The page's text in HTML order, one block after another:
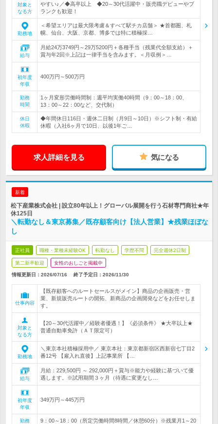
対象と
なる方
やすい♪／◆高卒以上 ◆20～30代活躍中・販売職デビューやブ
ランクも歓迎！
勤務地
＜希望エリアは最大限考慮＆すべて駅チカ店舗＞ ★首都圏、札
幌、仙台、大阪、京都、博多では特に積極採…
給与
月給24万3749円～29万5200円＋各種手当（残業代全額支給）＋
賞与年2回※上記は一律手当を含みます。＜月収例＞…
初年度
年収
400万円～500万円
勤務
時間
1ヶ月変形労働時間制：週平均実働40時間（9：00～18：00、
13：00～22：00など、交代制）
休日
休暇
◆年間休日116日・週休二日制（月9日～10日）※シフト制・有給
休暇（入社6ヶ月で10日、以後1年ご…
求人詳細を見る 気になる
新着
松下産業株式会社 | 設立80年以上！グローバル展開を行う石材専門商社★年
休125日
＼転勤なし＆東京募集／既存顧客向け【法人営業】★残業ほぼな
し
正社員 職種・業種未経験OK 転勤なし 学歴不問 完全週休2日制
第二新卒歓迎 女性のおしごと掲載中
情報更新日：2026/07/16 終了予定日： 2026/11/30
仕事内容
【既存顧客へのルートセールスがメイン】商品の企画販売・営
業、新規販売ルートの開拓、新商品の企画開発などをお任せしま
す。
対象と
なる方
【20～30代活躍中／経験者優遇！】《必須条件》 ★大卒以上★
普通自動車免許（ＡＴ限定可）
勤務地
＼東京本社積極採用中／ 東京本社：東京都新宿区西新宿七丁目2
番12号 【雇入れ直後】上記事業所 【…
給与
月給：229,500円 ～ 292,000円＋賞与※能力や経験に基づいて優
遇します。※試用期間３ヶ月（待遇に変更なし…
初年度
年収
349万円～445万円
勤務
9：00～18：00（所定労働時間8時間／休憩60分）※残業月1～20